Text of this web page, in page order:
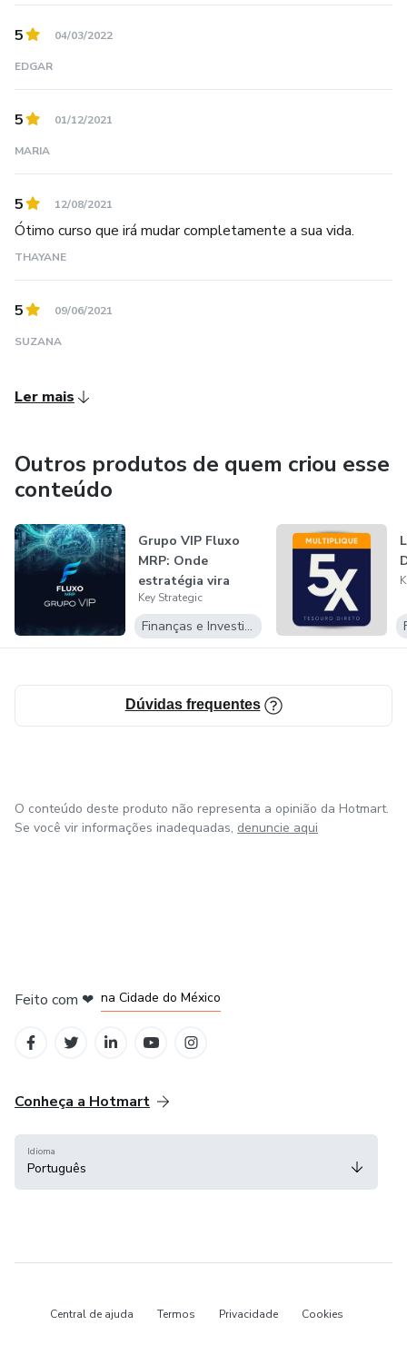
5 04/03/2022
EDGAR
5 01/12/2021
MARIA
5 12/08/2021
Ótimo curso que irá mudar completamente a sua vida.
THAYANE
5 09/06/2021
SUZANA
Ler mais
Outros produtos de quem criou esse
conteúdo
Grupo VIP Fluxo
MRP: Onde
estratégia vira
execução e
execuçã...
Key Strategic
Finanças e Investimentos
Dúvidas frequentes
O conteúdo deste produto não representa a opinião da Hotmart.
Se você vir informações inadequadas, denuncie aqui
Feito com ❤ na Cidade do México
Conheça a Hotmart
Idioma
Português
Central de ajuda Termos Privacidade Cookies